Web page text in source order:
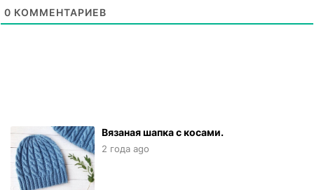
0 КОММЕНТАРИЕВ
Вязаная шапка с косами.
2 года ago